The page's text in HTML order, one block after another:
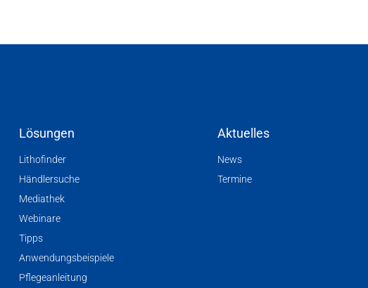
Lösungen
Lithofinder
Händlersuche
Mediathek
Webinare
Tipps
Anwendungsbeispiele
Pflegeanleitung
Aktuelles
News
Termine